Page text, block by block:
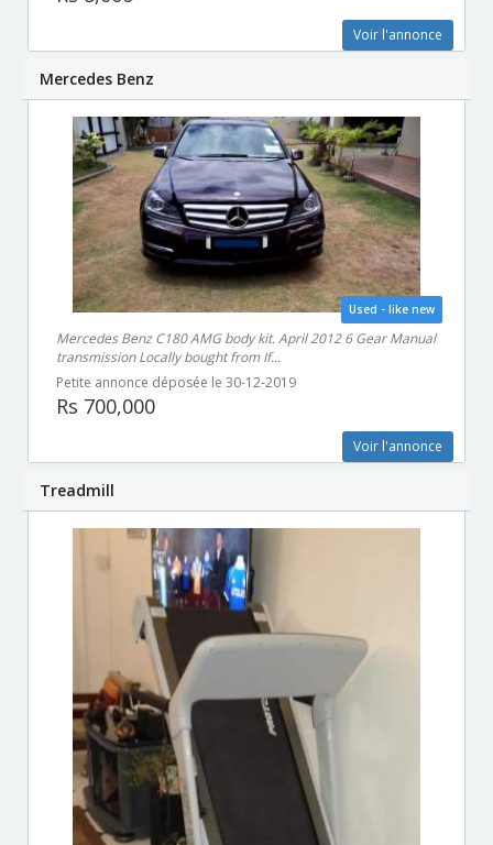
Voir l'annonce
Mercedes Benz
Used - like new
Mercedes Benz C180 AMG body kit. April 2012 6 Gear Manual
transmission Locally bought from If...
Petite annonce déposée le 30-12-2019
Rs 700,000
Voir l'annonce
Treadmill